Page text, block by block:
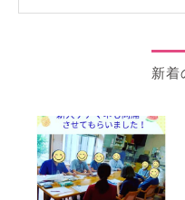
新着